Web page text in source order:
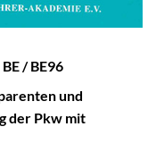
/ BE96
und
der Pkw mit